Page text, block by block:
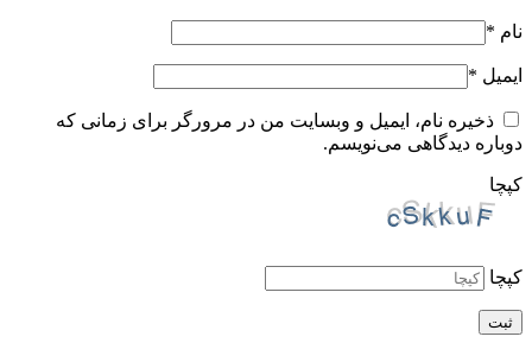
نام *
ایمیل *
ذخیره نام، ایمیل و وبسایت من در مرورگر برای زمانی که
دوباره دیدگاهی می‌نویسم.
کپچا
کپچا